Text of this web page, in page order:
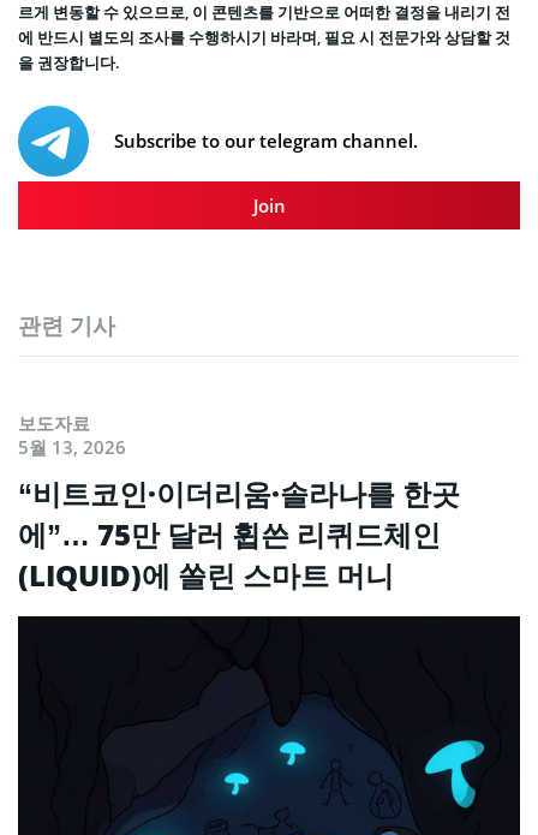
르게 변동할 수 있으므로, 이 콘텐츠를 기반으로 어떠한 결정을 내리기 전
에 반드시 별도의 조사를 수행하시기 바라며, 필요 시 전문가와 상담할 것
을 권장합니다.
Subscribe to our telegram channel.
Join
관련 기사
보도자료
5월 13, 2026
“비트코인·이더리움·솔라나를 한곳
에”… 75만 달러 휩쓴 리퀴드체인
(LIQUID)에 쏠린 스마트 머니